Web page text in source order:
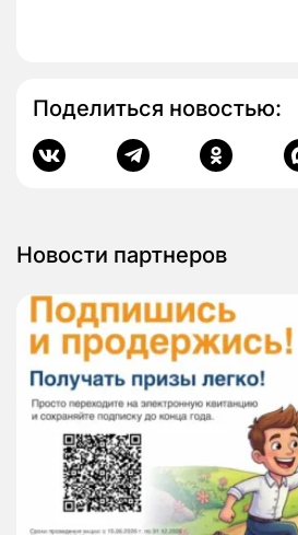
Поделиться новостью:
Новости партнеров